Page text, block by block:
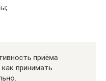
приёма
принимать